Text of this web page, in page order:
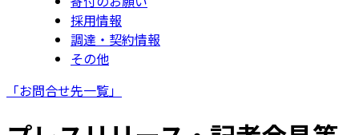
採用情報
調達・契約情報
その他
「お問合せ先一覧」